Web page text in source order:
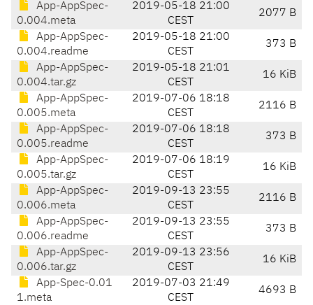
App-AppSpec-
0.004.meta
2019-05-18 21:00
CEST
2077 B
App-AppSpec-
0.004.readme
2019-05-18 21:00
CEST
373 B
App-AppSpec-
0.004.tar.gz
2019-05-18 21:01
CEST
16 KiB
App-AppSpec-
0.005.meta
2019-07-06 18:18
CEST
2116 B
App-AppSpec-
0.005.readme
2019-07-06 18:18
CEST
373 B
App-AppSpec-
0.005.tar.gz
2019-07-06 18:19
CEST
16 KiB
App-AppSpec-
0.006.meta
2019-09-13 23:55
CEST
2116 B
App-AppSpec-
0.006.readme
2019-09-13 23:55
CEST
373 B
App-AppSpec-
0.006.tar.gz
2019-09-13 23:56
CEST
16 KiB
App-Spec-0.01
1.meta
2019-07-03 21:49
CEST
4693 B